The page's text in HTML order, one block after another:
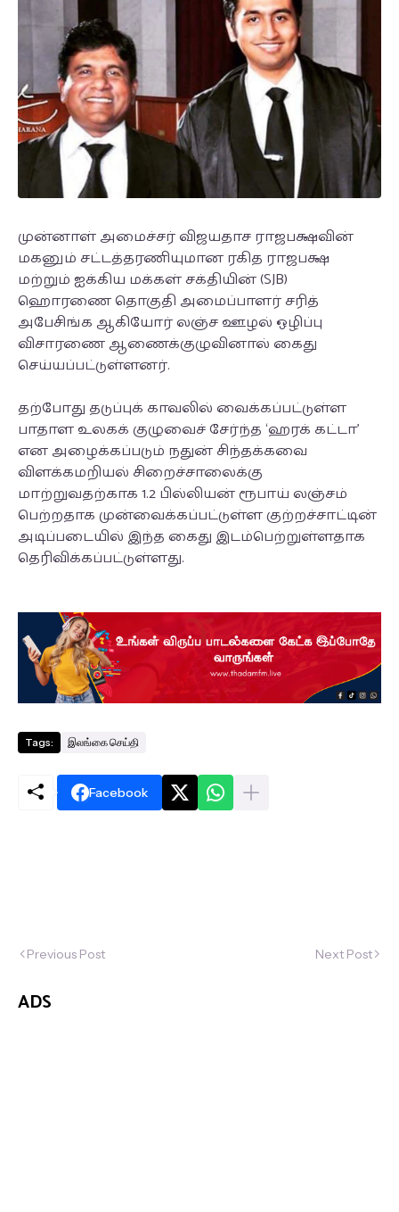
முன்னாள் அமைச்சர் விஜயதாச ராஜபக்ஷவின்
மகனும் சட்டத்தரணியுமான ரகித ராஜபக்ஷ
மற்றும் ஐக்கிய மக்கள் சக்தியின் (SJB)
ஹொரணை தொகுதி அமைப்பாளர் சரித்
அபேசிங்க ஆகியோர் லஞ்ச ஊழல் ஒழிப்பு
விசாரணை ஆணைக்குழுவினால் கைது
செய்யப்பட்டுள்ளனர்.
தற்போது தடுப்புக் காவலில் வைக்கப்பட்டுள்ள
பாதாள உலகக் குழுவைச் சேர்ந்த ‘ஹரக் கட்டா’
என அழைக்கப்படும் நதுன் சிந்தக்கவை
விளக்கமறியல் சிறைச்சாலைக்கு
மாற்றுவதற்காக 1.2 பில்லியன் ரூபாய் லஞ்சம்
பெற்றதாக முன்வைக்கப்பட்டுள்ள குற்றச்சாட்டின்
அடிப்படையில் இந்த கைது இடம்பெற்றுள்ளதாக
தெரிவிக்கப்பட்டுள்ளது.
Tags: இலங்கை செய்தி
Facebook
Previous Post Next Post
ADS